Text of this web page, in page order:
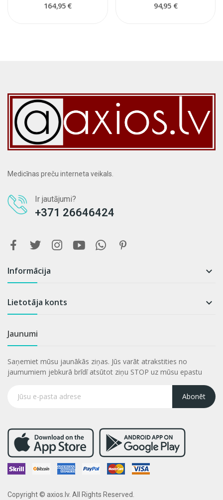
164,95 € 94,95 €
Medicīnas preču interneta veikals.
Ir jautājumi?
+371 26646424
Informācija 
Lietotāja konts 
Jaunumi
Saņemiet mūsu jaunākās ziņas. Jūs varāt atrakstities no
jaumumiem jebkurā brīdī atsūtot ziņu STOP uz mūsu epastu
Abonēt
Copyright © axios.lv. All Rights Reserved.